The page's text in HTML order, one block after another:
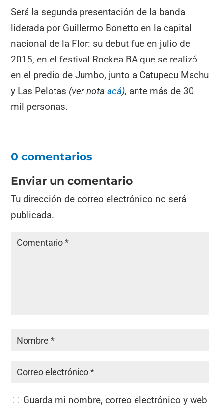
Será la segunda presentación de la banda
liderada por Guillermo Bonetto en la capital
nacional de la Flor: su debut fue en julio de
2015, en el festival Rockea BA que se realizó
en el predio de Jumbo, junto a Catupecu Machu
y Las Pelotas (ver notaacá), ante más de 30
mil personas.
0 comentarios
Enviar un comentario
Tu dirección de correo electrónico no será
publicada.
Guarda mi nombre, correo electrónico y web